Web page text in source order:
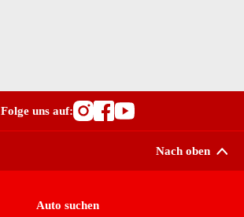
Folge uns auf:
Besuche
Besuche
Besuche
Nach oben
Auto suchen